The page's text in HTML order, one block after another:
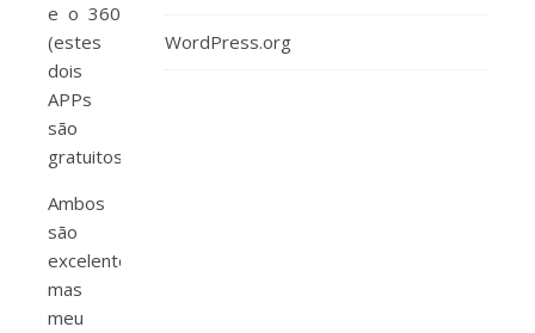
e o 360
(estes
dois
APPs
são
gratuitos).
Ambos
são
excelentes,
mas
meu
WordPress.org